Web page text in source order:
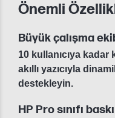
Önemli
Büyük çalışma
10 kullanıcıya kadar
akıllı yazıcıyla
destekleyin.
HP Pro sınıfı baskı